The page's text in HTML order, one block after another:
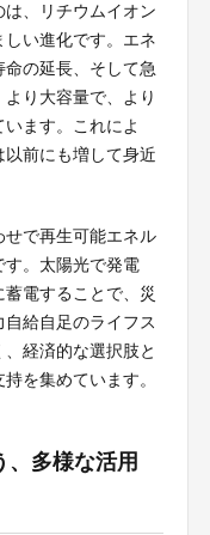
、リチウムイオン
い進化です。エネ
の延長、そして急
り大容量で、より
ます。これによ
以前にも増して身近
せで再生可能エネル
す。太陽光で発電
電することで、災
給自足のライフス
経済的な選択肢と
を集めています。
、多様な活用